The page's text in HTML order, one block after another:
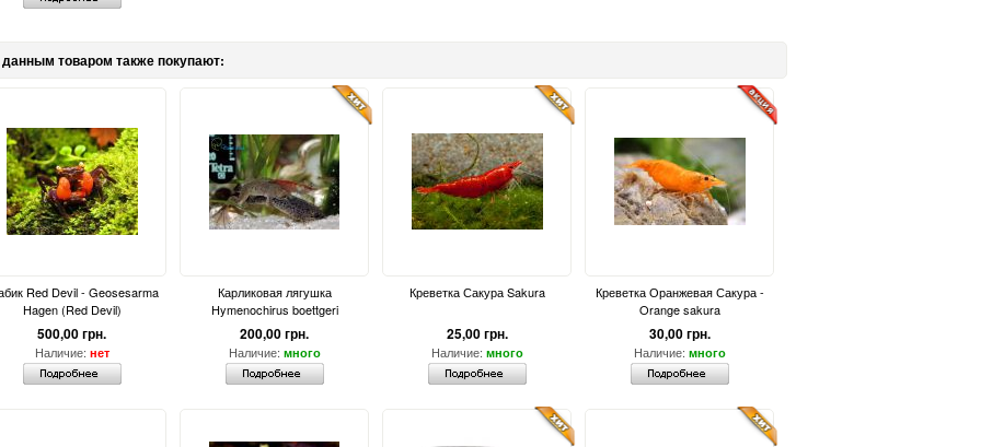
товаром также покупают:
Red Devil - Geosesarma
Hagen (Red Devil)
500,00 грн.
Наличие: нет
Карликовая лягушка
Hymenochirus boettgeri
200,00 грн.
Наличие: много
Креветка Сакура Sakura
25,00 грн.
Наличие: много
Креветка Оранжевая Сакура -
Orange sakura
30,00 грн.
Наличие: много